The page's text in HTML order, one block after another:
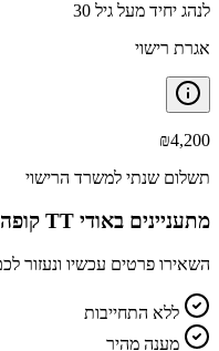
לנהג יחיד מעל גיל 30
אגרת רישוי
₪4,200
תשלום שנתי למשרד הרישוי
מתעניינים באודי TT קופה
השאירו פרטים עכשיו ונעזור
ללא התחייבות
מענה מהיר